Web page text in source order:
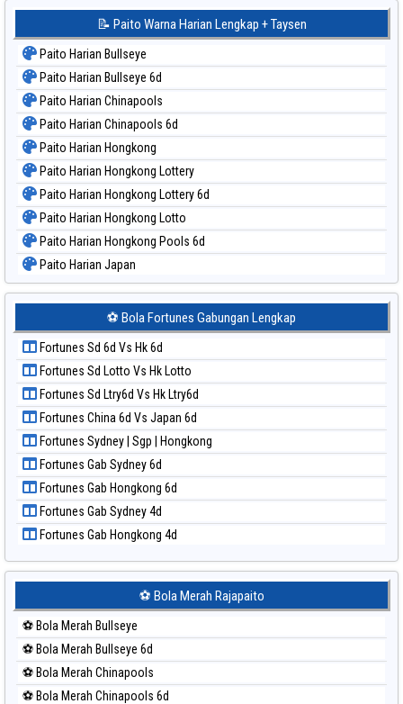
📝 Paito Warna Harian Lengkap + Taysen
Paito Harian Bullseye
Paito Harian Bullseye 6d
Paito Harian Chinapools
Paito Harian Chinapools 6d
Paito Harian Hongkong
Paito Harian Hongkong Lottery
Paito Harian Hongkong Lottery 6d
Paito Harian Hongkong Lotto
Paito Harian Hongkong Pools 6d
Paito Harian Japan
Paito Harian Japan 6d
Paito Harian Korea
Paito Harian Kuda Lari
Paito Harian Magnum Cambodia
Paito Harian Nagoya
Paito Harian New York Midday
Paito Harian North Carolina Day
Paito Harian Pcso
Paito Harian Pennsylvania Day
Paito Harian Sao Paulo
Paito Harian Singapore
Paito Harian Sydney
Paito Harian Sydney Lottery
Paito Harian Sydney Lottery 6d
Paito Harian Sydney Lotto
Paito Harian Sydney Pools 6d
Paito Harian Taipei
Paito Harian Taiwan
⚽ Bola Fortunes Gabungan Lengkap
Fortunes Sd 6d Vs Hk 6d
Fortunes Sd Lotto Vs Hk Lotto
Fortunes Sd Ltry6d Vs Hk Ltry6d
Fortunes China 6d Vs Japan 6d
Fortunes Sydney | Sgp | Hongkong
Fortunes Gab Sydney 6d
Fortunes Gab Hongkong 6d
Fortunes Gab Sydney 4d
Fortunes Gab Hongkong 4d
⚽ Bola Merah Rajapaito
⚽ Bola Merah Bullseye
⚽ Bola Merah Bullseye 6d
⚽ Bola Merah Chinapools
⚽ Bola Merah Chinapools 6d